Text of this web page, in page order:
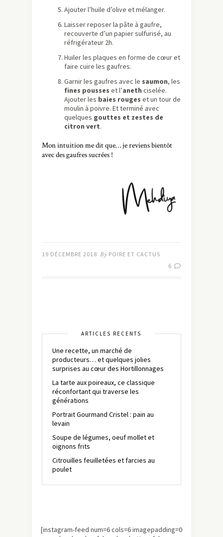
Ajouter l’huile d’olive et mélanger.
Laisser reposer la pâte à gaufre,
recouverte d’un papier sulfurisé, au
réfrigérateur 2h.
Huiler les plaques en forme de cœur et
faire cuire les gaufres.
Garnir les gaufres avec le saumon, les
fines pousses et l’aneth ciselée.
Ajouter les baies rouges et un tour de
moulin à poivre. Et terminé avec
quelques gouttes et zestes de
citron vert.
Mon intuition me dit que… je reviens bientôt
avec des gaufres sucrées !
19 DÉCEMBRE 2018 By POIRE ET CACTUS
6
ARTICLES RÉCENTS
Une recette, un marché de
producteurs… et quelques jolies
surprises au cœur des Hortillonnages
La tarte aux poireaux, ce classique
réconfortant qui traverse les
générations
Portrait Gourmand Cristel : pain au
levain
Soupe de légumes, oeuf mollet et
oignons frits
Citrouilles feuilletées et farcies au
poulet
[instagram-feed num=6 cols=6 imagepadding=0